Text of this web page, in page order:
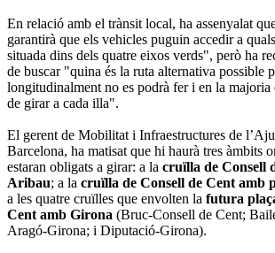
En relació amb el trànsit local, ha assenyalat
garantirà que els vehicles puguin accedir a
situada dins dels quatre eixos verds", però ha
de buscar "quina és la ruta alternativa possible
longitudinalment no es podrà fer i en la majoria
de girar a cada illa".
El gerent de Mobilitat i Infraestructures de
Barcelona, ha matisat que hi haurà tres àmbits
estaran obligats a girar: a la cruïlla de Consell
Aribau; a la cruïlla de Consell de Cent amb
a les quatre cruïlles que envolten la futura
Cent amb Girona (Bruc-Consell de Cent;
Aragó-Girona; i Diputació-Girona).